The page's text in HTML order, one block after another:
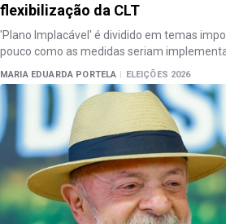
flexibilização da CLT
'Plano Implacável' é dividido em temas
pouco como as medidas seriam
MARIA EDUARDA PORTELA | ELEIÇÕES 2026